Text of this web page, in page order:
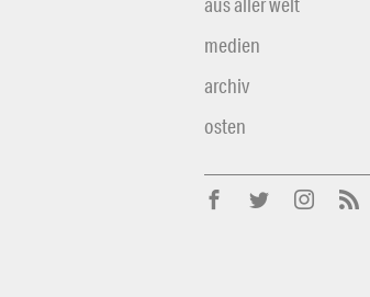
medien
archiv
osten